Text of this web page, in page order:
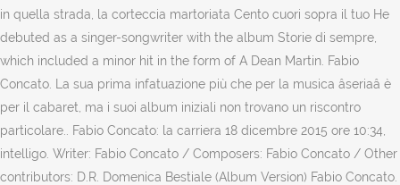
in quella strada, la corteccia martoriata Cento cuori sopra il tuo He
debuted as a singer-songwriter with the album Storie di sempre,
which included a minor hit in the form of A Dean Martin. Fabio
Concato. La sua prima infatuazione più che per la musica âseriaâ è
per il cabaret, ma i suoi album iniziali non trovano un riscontro
particolare.. Fabio Concato: la carriera 18 dicembre 2015 ore 10:34,
intelligo. Writer: Fabio Concato / Composers: Fabio Concato / Other
contributors: D.R. Domenica Bestiale (Album Version) Fabio Concato.